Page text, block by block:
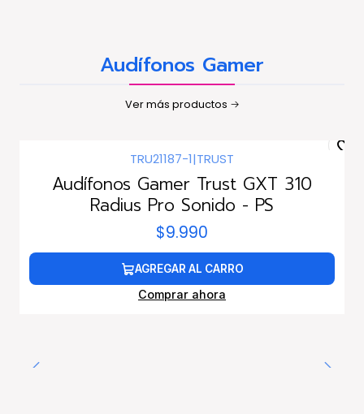
Audífonos Gamer
Ver más productos
TRU21187-1|TRUST
Audífonos Gamer Trust GXT 310
Radius Pro Sonido - PS
$9.990
AGREGAR AL CARRO
Comprar ahora